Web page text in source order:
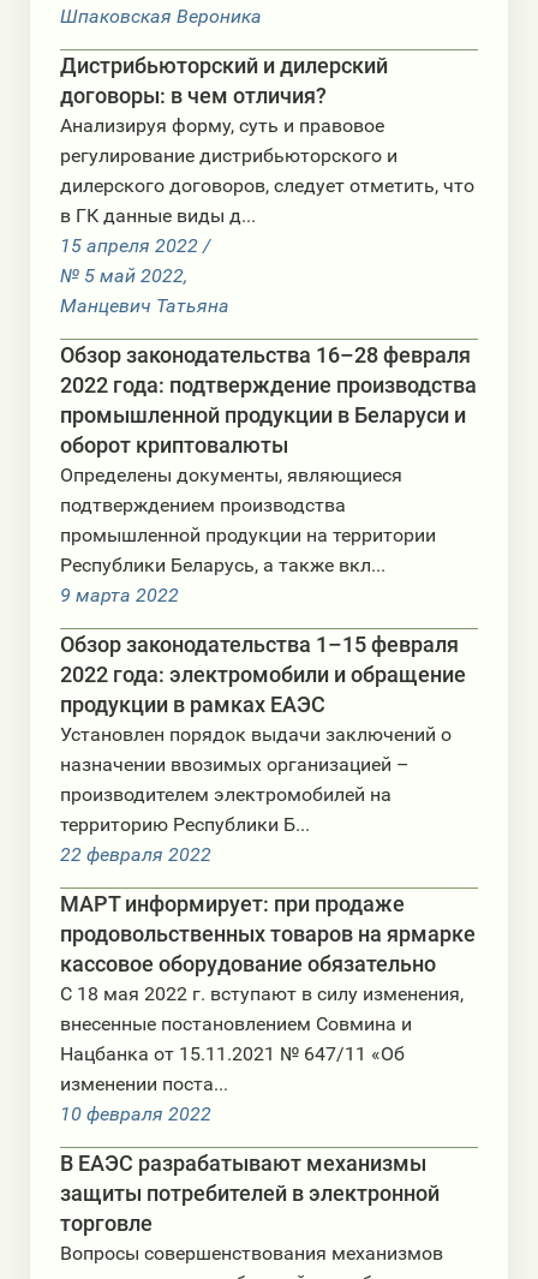
Шпаковская Вероника
Дистрибьюторский и дилерский
договоры: в чем отличия?
Анализируя форму, суть и правовое
регулирование дистрибьюторского и
дилерского договоров, следует отметить, что
в ГК данные виды д...
15 апреля 2022 /
№ 5 май 2022,
Манцевич Татьяна
Обзор законодательства 16–28 февраля
2022 года: подтверждение производства
промышленной продукции в Беларуси и
оборот криптовалюты
Определены документы, являющиеся
подтверждением производства
промышленной продукции на территории
Республики Беларусь, а также вкл...
9 мартa 2022
Обзор законодательства 1–15 февраля
2022 года: электромобили и обращение
продукции в рамках ЕАЭС
Установлен порядок выдачи заключений о
назначении ввозимых организацией –
производителем электромобилей на
территорию Республики Б...
22 февраля 2022
МАРТ информирует: при продаже
продовольственных товаров на ярмарке
кассовое оборудование обязательно
С 18 мая 2022 г. вступают в силу изменения,
внесенные постановлением Совмина и
Нацбанка от 15.11.2021 № 647/11 «Об
изменении поста...
10 февраля 2022
В ЕАЭС разрабатывают механизмы
защиты потребителей в электронной
торговле
Вопросы совершенствования механизмов